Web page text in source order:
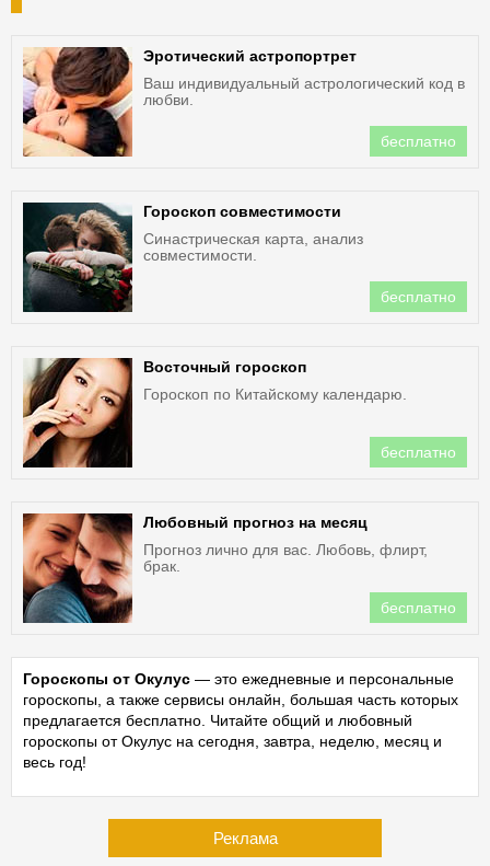
Эротический астропортрет
Ваш индивидуальный астрологический код в
любви.
бесплатно
Гороскоп совместимости
Синастрическая карта, анализ
совместимости.
бесплатно
Восточный гороскоп
Гороскоп по Китайскому календарю.
бесплатно
Любовный прогноз на месяц
Прогноз лично для вас. Любовь, флирт,
брак.
бесплатно
Гороскопы от Окулус — это ежедневные и персональные
гороскопы, а также сервисы онлайн, большая часть которых
предлагается бесплатно. Читайте общий и любовный
гороскопы от Окулус на сегодня, завтра, неделю, месяц и
весь год!
Реклама